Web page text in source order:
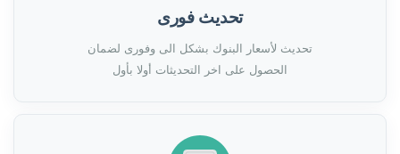
تحديث فورى
تحديث لأسعار البنوك بشكل الى وفورى لضمان
الحصول على اخر التحديثات أولا بأول